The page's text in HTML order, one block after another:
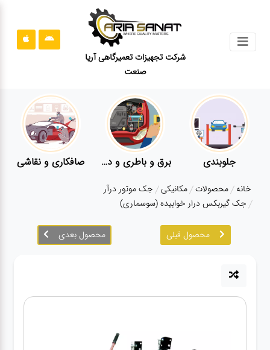
شرکت تجهیزات تعمیرگاهی آریا
صنعت
قوانین
سایت
ارتباط
درباره
ما
آپاراتی
جلوبندی برق و باطری و دیاگ صافکاری و نقاشی
خانه محصولات مکانیکی جک موتور درآر
جک گیربکس درار خوابیده (سوسماری)
محصول قبلی محصول بعدی